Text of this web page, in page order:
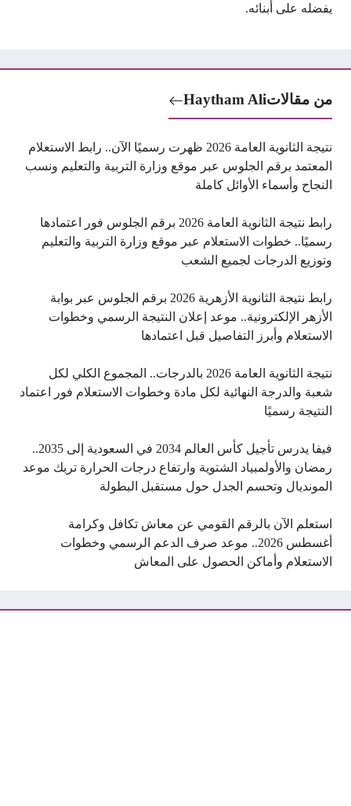
يفضله على أبنائه.
من مقالاتHaytham Ali
نتيجة الثانوية العامة 2026 ظهرت رسميًا الآن.. رابط الاستعلام
المعتمد برقم الجلوس عبر موقع وزارة التربية والتعليم ونسب
النجاح وأسماء الأوائل كاملة
رابط نتيجة الثانوية العامة 2026 برقم الجلوس فور اعتمادها
رسميًا.. خطوات الاستعلام عبر موقع وزارة التربية والتعليم
وتوزيع الدرجات لجميع الشعب
رابط نتيجة الثانوية الأزهرية 2026 برقم الجلوس عبر بوابة
الأزهر الإلكترونية.. موعد إعلان النتيجة الرسمي وخطوات
الاستعلام وأبرز التفاصيل قبل اعتمادها
نتيجة الثانوية العامة 2026 بالدرجات.. المجموع الكلي لكل
شعبة والدرجة النهائية لكل مادة وخطوات الاستعلام فور اعتماد
النتيجة رسميًا
فيفا يدرس تأجيل كأس العالم 2034 في السعودية إلى 2035..
رمضان والأولمبياد الشتوية وارتفاع درجات الحرارة تربك موعد
المونديال وتحسم الجدل حول مستقبل البطولة
استعلم الآن بالرقم القومي عن معاش تكافل وكرامة
أغسطس 2026.. موعد صرف الدعم الرسمي وخطوات
الاستعلام وأماكن الحصول على المعاش